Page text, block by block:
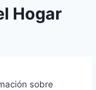
Hogar
sobre